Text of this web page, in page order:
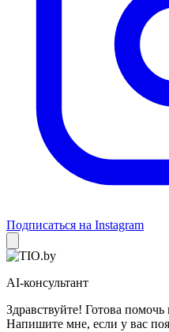
Подписаться на Instagram
AI-консультант
Здравствуйте! Готова помочь
Напишите мне, если у вас